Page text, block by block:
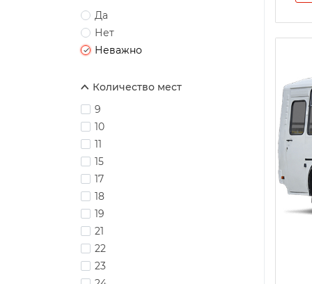
Да
Нет
Неважно
Количество мест
9
10
11
15
17
18
19
21
22
23